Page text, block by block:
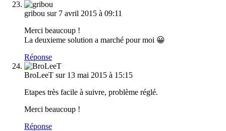
gribou sur 7 avril 2015 à 09:11
Merci beaucoup !
La deuxieme solution a marché pour moi 😀
Réponse
BroLeeT sur 13 mai 2015 à 15:15
Etapes très facile à suivre, problème réglé.
Merci beaucoup !
Réponse